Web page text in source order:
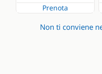
Prenota
Non ti conviene